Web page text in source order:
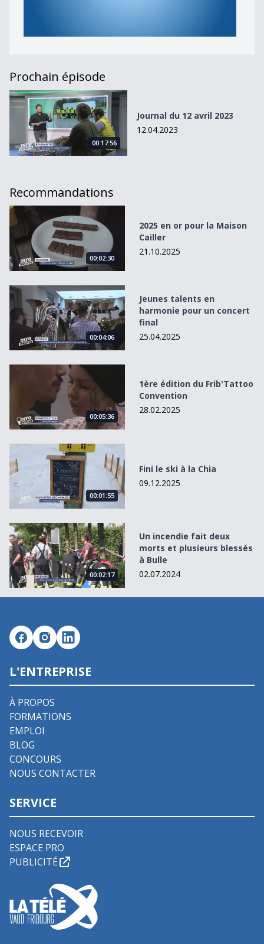
Prochain épisode
Journal du 12 avril 2023
00:17:56
Journal du 12 avril 2023
12.04.2023
Recommandations
2025 en or pour la Maison Cailler
00:02:30
2025 en or pour la Maison
Cailler
21.10.2025
Jeunes talents en harmonie pour un concert final
00:04:06
Jeunes talents en
harmonie pour un concert
final
25.04.2025
1ère édition du Frib&#039;Tattoo Convention
00:05:36
1ère édition du Frib'Tattoo
Convention
28.02.2025
Fini le ski à la Chia
00:01:55
Fini le ski à la Chia
09.12.2025
Un incendie fait deux morts et plusieurs blessés à Bulle
00:02:17
Un incendie fait deux
morts et plusieurs blessés
à Bulle
02.07.2024
L'ENTREPRISE
À PROPOS
FORMATIONS
EMPLOI
BLOG
CONCOURS
NOUS CONTACTER
SERVICE
NOUS RECEVOIR
ESPACE PRO
PUBLICITÉ